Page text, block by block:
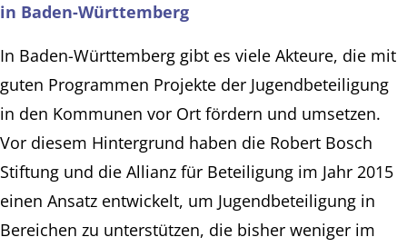
in Baden-Württemberg
In Baden-Württemberg gibt es viele Akteure, die mit
guten Programmen Projekte der Jugendbeteiligung
in den Kommunen vor Ort fördern und umsetzen.
Vor diesem Hintergrund haben die Robert Bosch
Stiftung und die Allianz für Beteiligung im Jahr 2015
einen Ansatz entwickelt, um Jugendbeteiligung in
Bereichen zu unterstützen, die bisher weniger im